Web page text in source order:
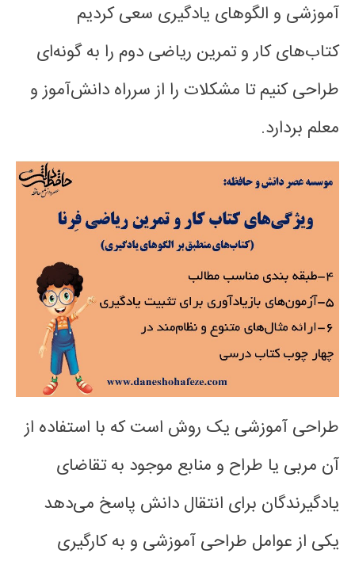
آموزشی و الگوهای یادگیری سعی کردیم
کتاب‌های کار و تمرین ریاضی دوم را به گونه‌ای
طراحی کنیم تا مشکلات را از سرراه دانش‌آموز و
معلم بردارد.
طراحی آموزشی یک روش است که با استفاده از
آن مربی یا طراح و منابع موجود به تقاضای
یادگیرندگان برای انتقال دانش پاسخ می‌دهد
یکی از عوامل طراحی آموزشی و به‌ کارگیری